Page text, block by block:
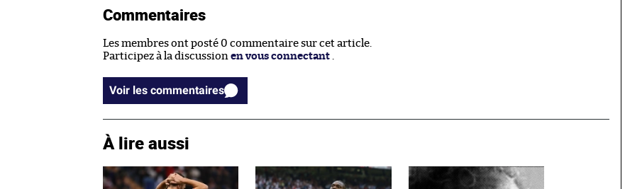
Commentaires
Les membres ont posté 0 commentaire sur cet article.
Participez à la discussion en vous connectant
Voir les commentaires
À lire aussi